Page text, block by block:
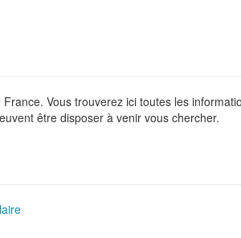
Vous trouverez ici toutes les
être disposer à venir vous chercher.